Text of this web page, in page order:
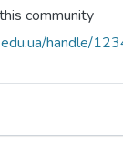
community
handle/